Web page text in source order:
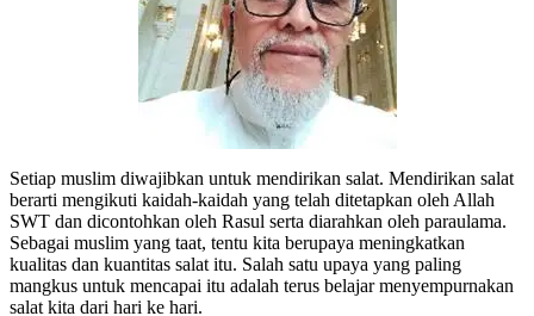
Setiap muslim diwajibkan untuk mendirikan salat. Mendirikan salat
berarti mengikuti kaidah-kaidah yang telah ditetapkan oleh Allah
SWT dan dicontohkan oleh Rasul serta diarahkan oleh paraulama.
Sebagai muslim yang taat, tentu kita berupaya meningkatkan
kualitas dan kuantitas salat itu. Salah satu upaya yang paling
mangkus untuk mencapai itu adalah terus belajar menyempurnakan
salat kita dari hari ke hari.